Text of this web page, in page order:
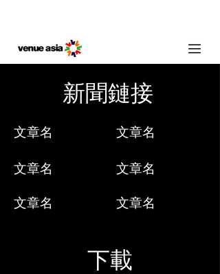
新聞鏈接
文章名 文章名
文章名
文章名
文章名
文章名
下載